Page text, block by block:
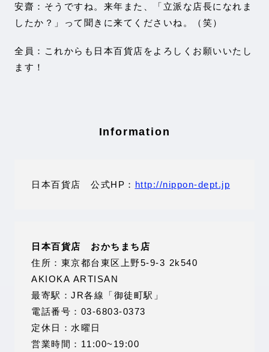
安齋：そうですね。来年また、「立派な店長になれま
したか？」って聞きに来てくださいね。（笑）
全員：これからも日本百貨店をよろしくお願いいたし
ます！
Information
日本百貨店 公式HP： http://nippon-dept.jp
日本百貨店 おかちまち店
住所：東京都台東区上野5-9-3 2k540
AKIOKA ARTISAN
最寄駅：JR各線「御徒町駅」
電話番号：03-6803-0373
定休日：水曜日
営業時間：11:00~19:00